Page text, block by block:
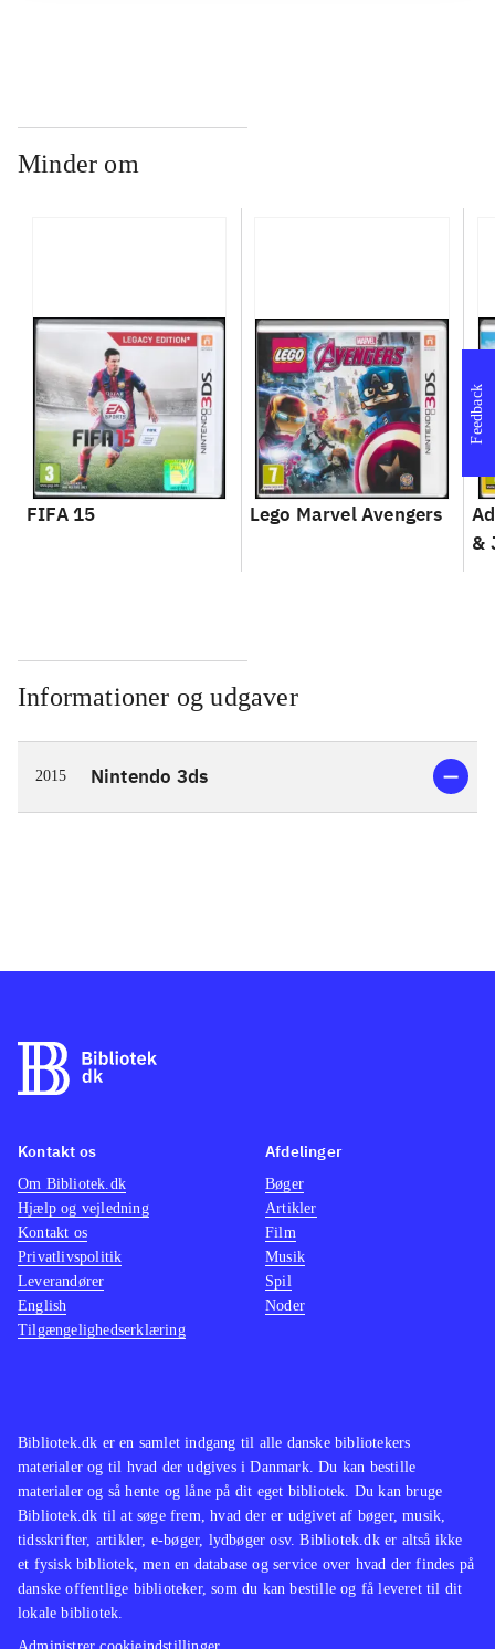
Minder om
FIFA 15 Lego Marvel Avengers
&
Informationer og udgaver
2015 Nintendo 3ds
Feedback
Bibliotek.dk er en samlet indgang til alle danske bibliotekers
materialer og til hvad der udgives i Danmark. Du kan bestille
materialer og så hente og låne på dit eget bibliotek. Du kan bruge
Bibliotek.dk til at søge frem, hvad der er udgivet af bøger, musik,
tidsskrifter, artikler, e-bøger, lydbøger osv. Bibliotek.dk er altså ikke
et fysisk bibliotek, men en database og service over hvad der findes på
danske offentlige biblioteker, som du kan bestille og få leveret til dit
lokale bibliotek.
Kontakt os
Om Bibliotek.dk
Hjælp og vejledning
Kontakt os
Privatlivspolitik
Leverandører
English
Tilgængelighedserklæring
Afdelinger
Bøger
Artikler
Film
Musik
Spil
Noder